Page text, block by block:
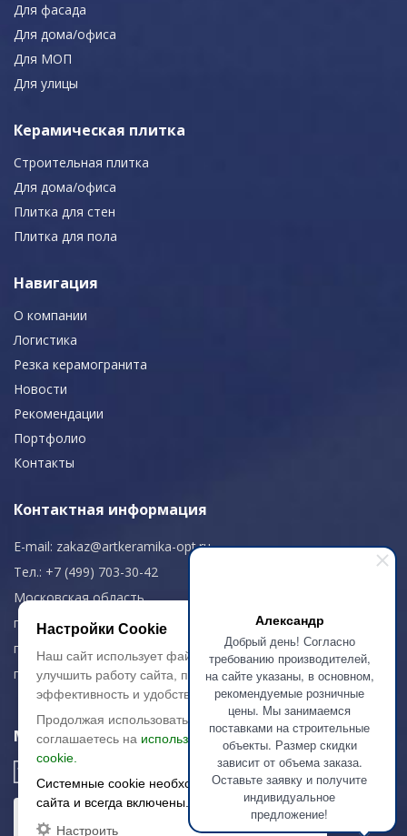
Александр
Добрый день! Согласно
требованию производителей,
на сайте указаны, в основном,
рекомендуемые розничные
цены. Мы занимаемся
поставками на строительные
объекты. Размер скидки
зависит от объема заказа.
Оставьте заявку и получите
индивидуальное
предложение!
Для фасада
Для дома/офиса
Для МОП
Для улицы
Керамическая плитка
Строительная плитка
Для дома/офиса
Плитка для стен
Плитка для пола
Навигация
О компании
Логистика
Резка керамогранита
Новости
Рекомендации
Портфолио
Контакты
Контактная информация
E-mail: zakaz@artkeramika-opt.ru
Тел.: +7 (499) 703-30-42
Московская область,
г. Красногорск
пн-чт: 09.00-18.00
пт: 09.00-17.00
Мы в соц. сетях
Настройки Cookie
Наш сайт использует файлы cookie, чтобы
улучшить работу сайта, повысить его
эффективность и удобство.
Продолжая использовать сайт, вы
соглашаетесь на использование файлов
cookie.
Системные cookie необходимы для работы
сайта и всегда включены.
Настроить